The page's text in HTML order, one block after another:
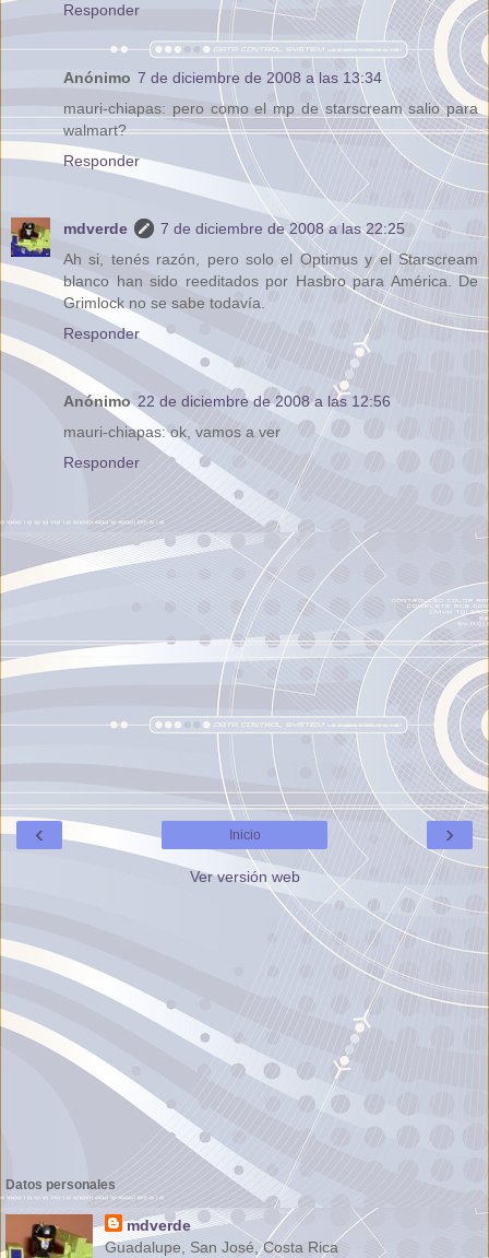
Responder
Anónimo 7 de diciembre de 2008 a las 13:34
mauri-chiapas: pero como el mp de starscream salio para
walmart?
Responder
mdverde
7 de diciembre de 2008 a las 22:25
Ah si, tenés razón, pero solo el Optimus y el Starscream
blanco han sido reeditados por Hasbro para América. De
Grimlock no se sabe todavía.
Responder
Anónimo 22 de diciembre de 2008 a las 12:56
mauri-chiapas: ok, vamos a ver
Responder
‹ ›
Inicio
Ver versión web
Datos personales
mdverde
Guadalupe, San José, Costa Rica